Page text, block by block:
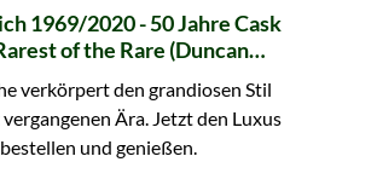
1969/2020 - 50 Jahre Cask
of the Rare (Duncan
verkörpert den grandiosen Stil
Ära. Jetzt den Luxus
und genießen.